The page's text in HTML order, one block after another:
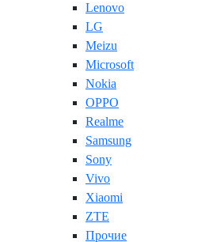
Lenovo
LG
Meizu
Microsoft
Nokia
OPPO
Realme
Samsung
Sony
Vivo
Xiaomi
ZTE
Прочие